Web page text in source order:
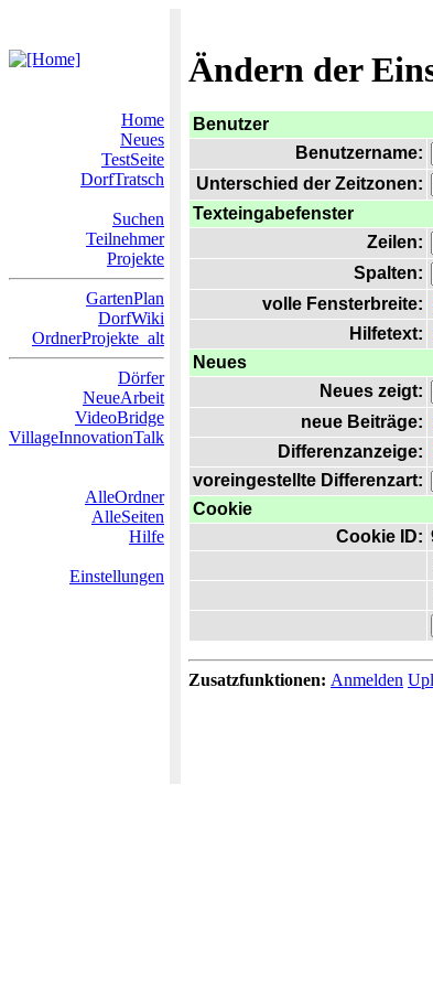
Ändern der
Home
Neues
TestSeite
DorfTratsch
Suchen
Teilnehmer
Projekte
GartenPlan
DorfWiki
OrdnerProjekte_alt
Dörfer
NeueArbeit
VideoBridge
VillageInnovationTalk
AlleOrdner
AlleSeiten
Hilfe
Einstellungen
Benutzer
Benutzername:
Unterschied der Zeitzonen:
Texteingabefenster
Zeilen:
Spalten:
volle Fensterbreite:
Hilfetext:
Neues
Neues zeigt:
neue Beiträge:
Differenzanzeige:
voreingestellte Differenzart:
Cookie
Cookie ID:
Zusatzfunktionen: Anmelden